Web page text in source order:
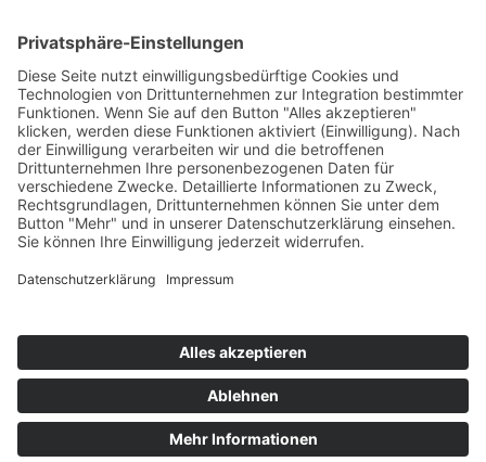
Service
FAQ
Zahlungsarten